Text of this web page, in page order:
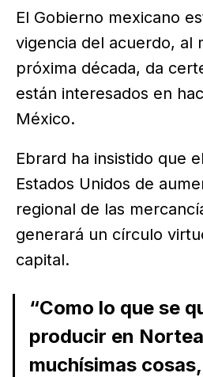
El Gobierno mexicano
vigencia del acuerdo, al
próxima década, da
están interesados en
México.
Ebrard ha insistido que
Estados Unidos de
regional de las
generará un círculo
capital.
“Como lo que se
producir en
muchísimas